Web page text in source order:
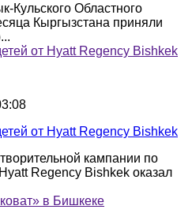
Кульского Областного
Кыргызстана приняли
от Hyatt Regency Bishkek
от Hyatt Regency Bishkek
кампании по
Regency Bishkek оказал
в Бишкеке